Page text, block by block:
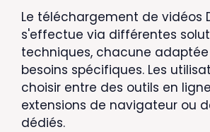
Le téléchargement de vidéos
s'effectue via différentes
techniques, chacune
besoins spécifiques. Les
choisir entre des outils en
extensions de navigateur ou
dédiés.